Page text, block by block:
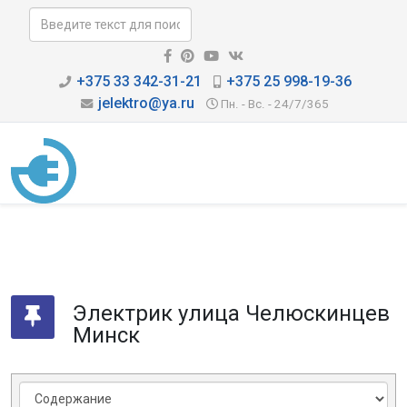
+375 33 342-31-21
+375 25 998-19-36
jelektro@ya.ru
Пн. - Вс. - 24/7/365
Электрик улица Челюскинцев
Минск